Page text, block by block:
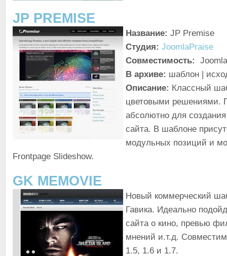
JP PREMISE
Название: JP Premise
Студия: JoomlaPraise
Совместимость:
В архиве: шаблон |
Описание: Классный
цветовыми решениями.
абсолютно для
сайта. В шаблоне
модульных позиций и
Frontpage Slideshow.
GK MEMOVIE
Новый коммерческий
Гавика. Идеально
сайта о кино, превью
мнений и.т.д.
1.5, 1.6 и 1.7.